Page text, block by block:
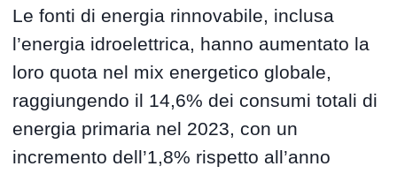
Le fonti di energia rinnovabile, inclusa
l’energia idroelettrica, hanno aumentato la
loro quota nel mix energetico globale,
raggiungendo il 14,6% dei consumi totali di
energia primaria nel 2023, con un
incremento dell’1,8% rispetto all’anno